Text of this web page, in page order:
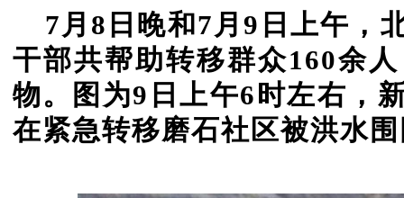
7月8日晚和7月9日上午，
干部共帮助转移群众160余
物。图为9日上午6时左右，
在紧急转移磨石社区被洪水